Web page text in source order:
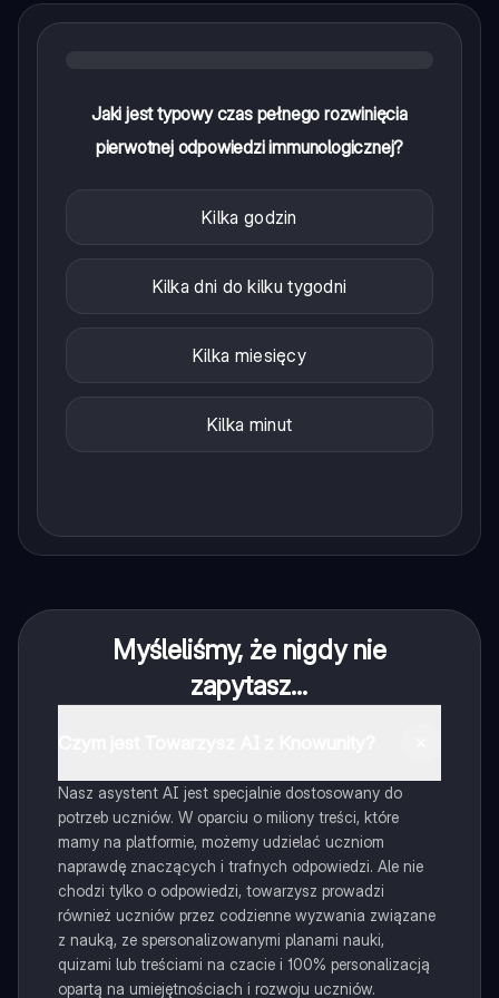
Jaki jest typowy czas pełnego rozwinięcia
pierwotnej odpowiedzi immunologicznej?
Kilka godzin
Kilka dni do kilku tygodni
Kilka miesięcy
Kilka minut
Myśleliśmy, że nigdy nie
zapytasz...
Nasz asystent AI jest specjalnie dostosowany do
potrzeb uczniów. W oparciu o miliony treści, które
mamy na platformie, możemy udzielać uczniom
naprawdę znaczących i trafnych odpowiedzi. Ale nie
chodzi tylko o odpowiedzi, towarzysz prowadzi
również uczniów przez codzienne wyzwania związane
z nauką, ze spersonalizowanymi planami nauki,
quizami lub treściami na czacie i 100% personalizacją
opartą na umiejętnościach i rozwoju uczniów.